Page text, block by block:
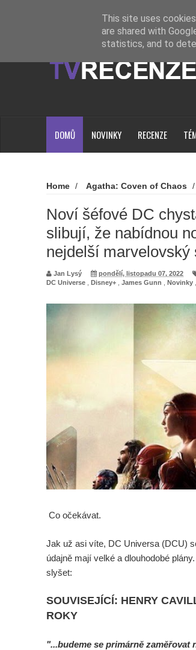
Loading...
DOMŮ NOVINKY RECENZE
Home / Agatha: Coven of Chaos /
šéfové DC chystají zatím největší
nejdelší marvelovský seriál
Noví šéfové DC
slibují, že nabídnou
nejdelší marvelovský
Jan Lysý pondělí, listopadu 07, 2022
DC Universe
Disney+ James Gunn Novinky
Co očekávat.
Jak už asi víte, DC Universa (DCU)
údajně mají velké a dlouhodobé
slyšet:
SOUVISEJÍCÍ: HENRY
ROKY
"...budeme se primárně zaměřovat
This site uses
are shared with
statistics, and to